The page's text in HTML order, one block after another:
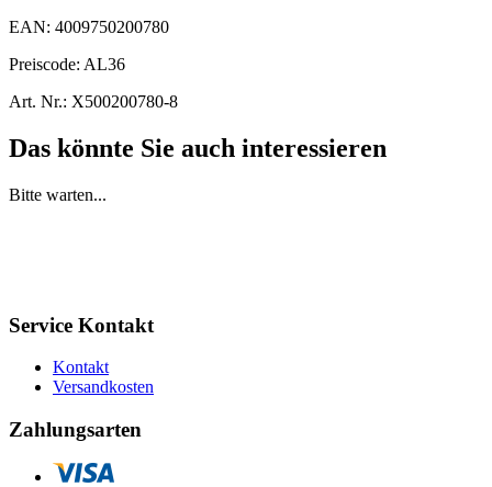
EAN: 4009750200780
Preiscode: AL36
Art. Nr.: X500200780-8
Das könnte Sie auch interessieren
Bitte warten...
Service Kontakt
Kontakt
Versandkosten
Zahlungsarten